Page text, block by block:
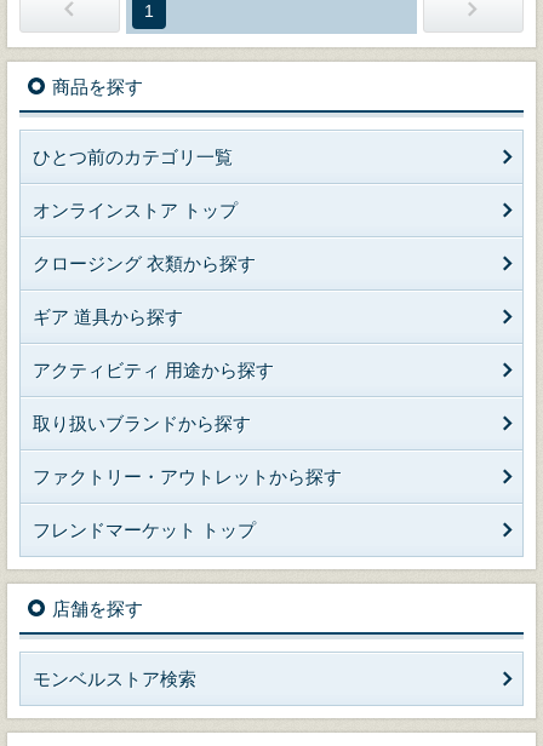
1
商品を探す
ひとつ前のカテゴリ一覧
オンラインストア トップ
クロージング 衣類から探す
ギア 道具から探す
アクティビティ 用途から探す
取り扱いブランドから探す
ファクトリー・アウトレットから探す
フレンドマーケット トップ
店舗を探す
モンベルストア検索